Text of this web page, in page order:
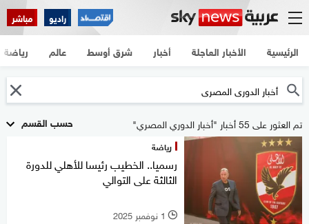
راديو مباشر
الرئيسية الأخبار العاجلة أخبار شرق أوسط عالم رياضة
حسب القسم تم العثور على 55 أخبار "أخبار الدوري المصري"
رياضة
رسميا.. الخطيب رئيسا للأهلي للدورة
الثالثة على التوالي
l 1 نوفمبر 2025